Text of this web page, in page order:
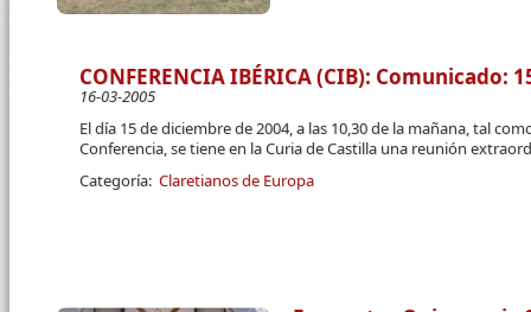
CONFERENCIA IBÉRICA (CIB): Comunicado:
16-03-2005
El día 15 de diciembre de 2004, a las 10,30 de la mañana, tal
Conferencia, se tiene en la Curia de Castilla una reunión
Categoría: Claretianos de Europa